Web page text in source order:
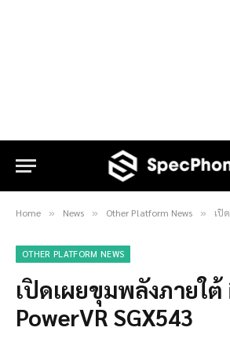
Home » News » Other Platform News » เปิดเ
OTHER PLATFORM NEWS
เปิดเผยขุมพลังภายใต้
PowerVR SGX543